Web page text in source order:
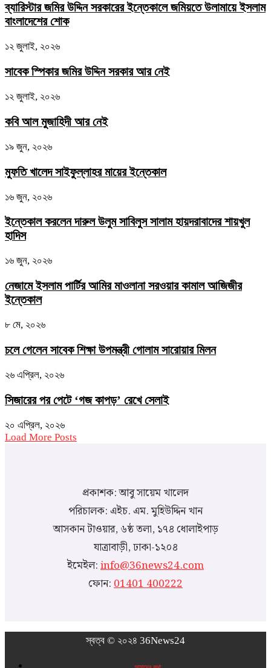
ব্যারিস্টার জমির উদ্দিন সরকারের ইন্তেকালে জমিয়তে উলামায়ে ইসলাম
বাংলাদেশের শোক
১২ জুলাই, ২০২৬
সাবেক স্পিকার জমির উদ্দিন সরকার আর নেই
১২ জুলাই, ২০২৬
কবি আল মুজাহিদী আর নেই
১৯ জুন, ২০২৬
মুফতি খালেদ সাইফুল্লাহর মায়ের ইন্তেকাল
১৬ জুন, ২০২৬
ইন্তেকাল করলেন দারুল উলুম সাবিলুস সালাম হায়দরাবাদের শায়খুল
হাদিস
১৬ জুন, ২০২৬
নেজামে ইসলাম পার্টির আমির মাওলানা সরওয়ার কামাল আজিজীর
ইন্তেকাল
৮ মে, ২০২৬
চলে গেলেন সাবেক শিক্ষা উপমন্ত্রী গোলাম সারোয়ার মিলন
২৬ এপ্রিল, ২০২৬
সিজারের পর পেটে ‘গজ কাপড়’ রেখে সেলাই
২০ এপ্রিল, ২০২৬
Load More Posts
প্রকাশক: আবু সায়েম খালেদ
পরিচালক: এইচ. এম. মুহিউদ্দিন খান
আসকান টাওয়ার, ৬ষ্ঠ তলা, ১৭৪ ধোলাইপাড়
যাত্রাবাড়ী, ঢাকা-১২০৪
ইমেইল:info@36news24.com
ফোন:01401 400222
স্বত্ব © ২০২৪ 36News24